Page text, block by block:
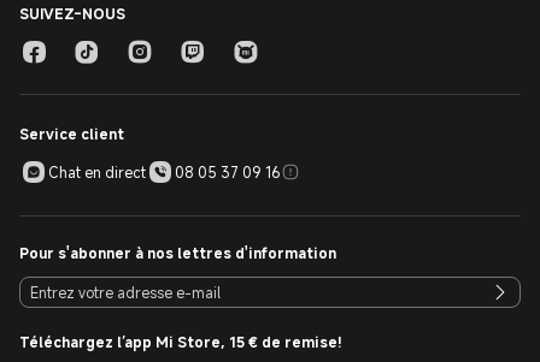
plupart des modèles sans fil sont légers et faciles à transporter.
réduisant les tracas et le désordre.
SUIVEZ-NOUS
Service client
Chat en direct
08 05 37 09 16
Pour s'abonner à nos lettres d'information
Téléchargez l’app Mi Store, 15 € de remise!